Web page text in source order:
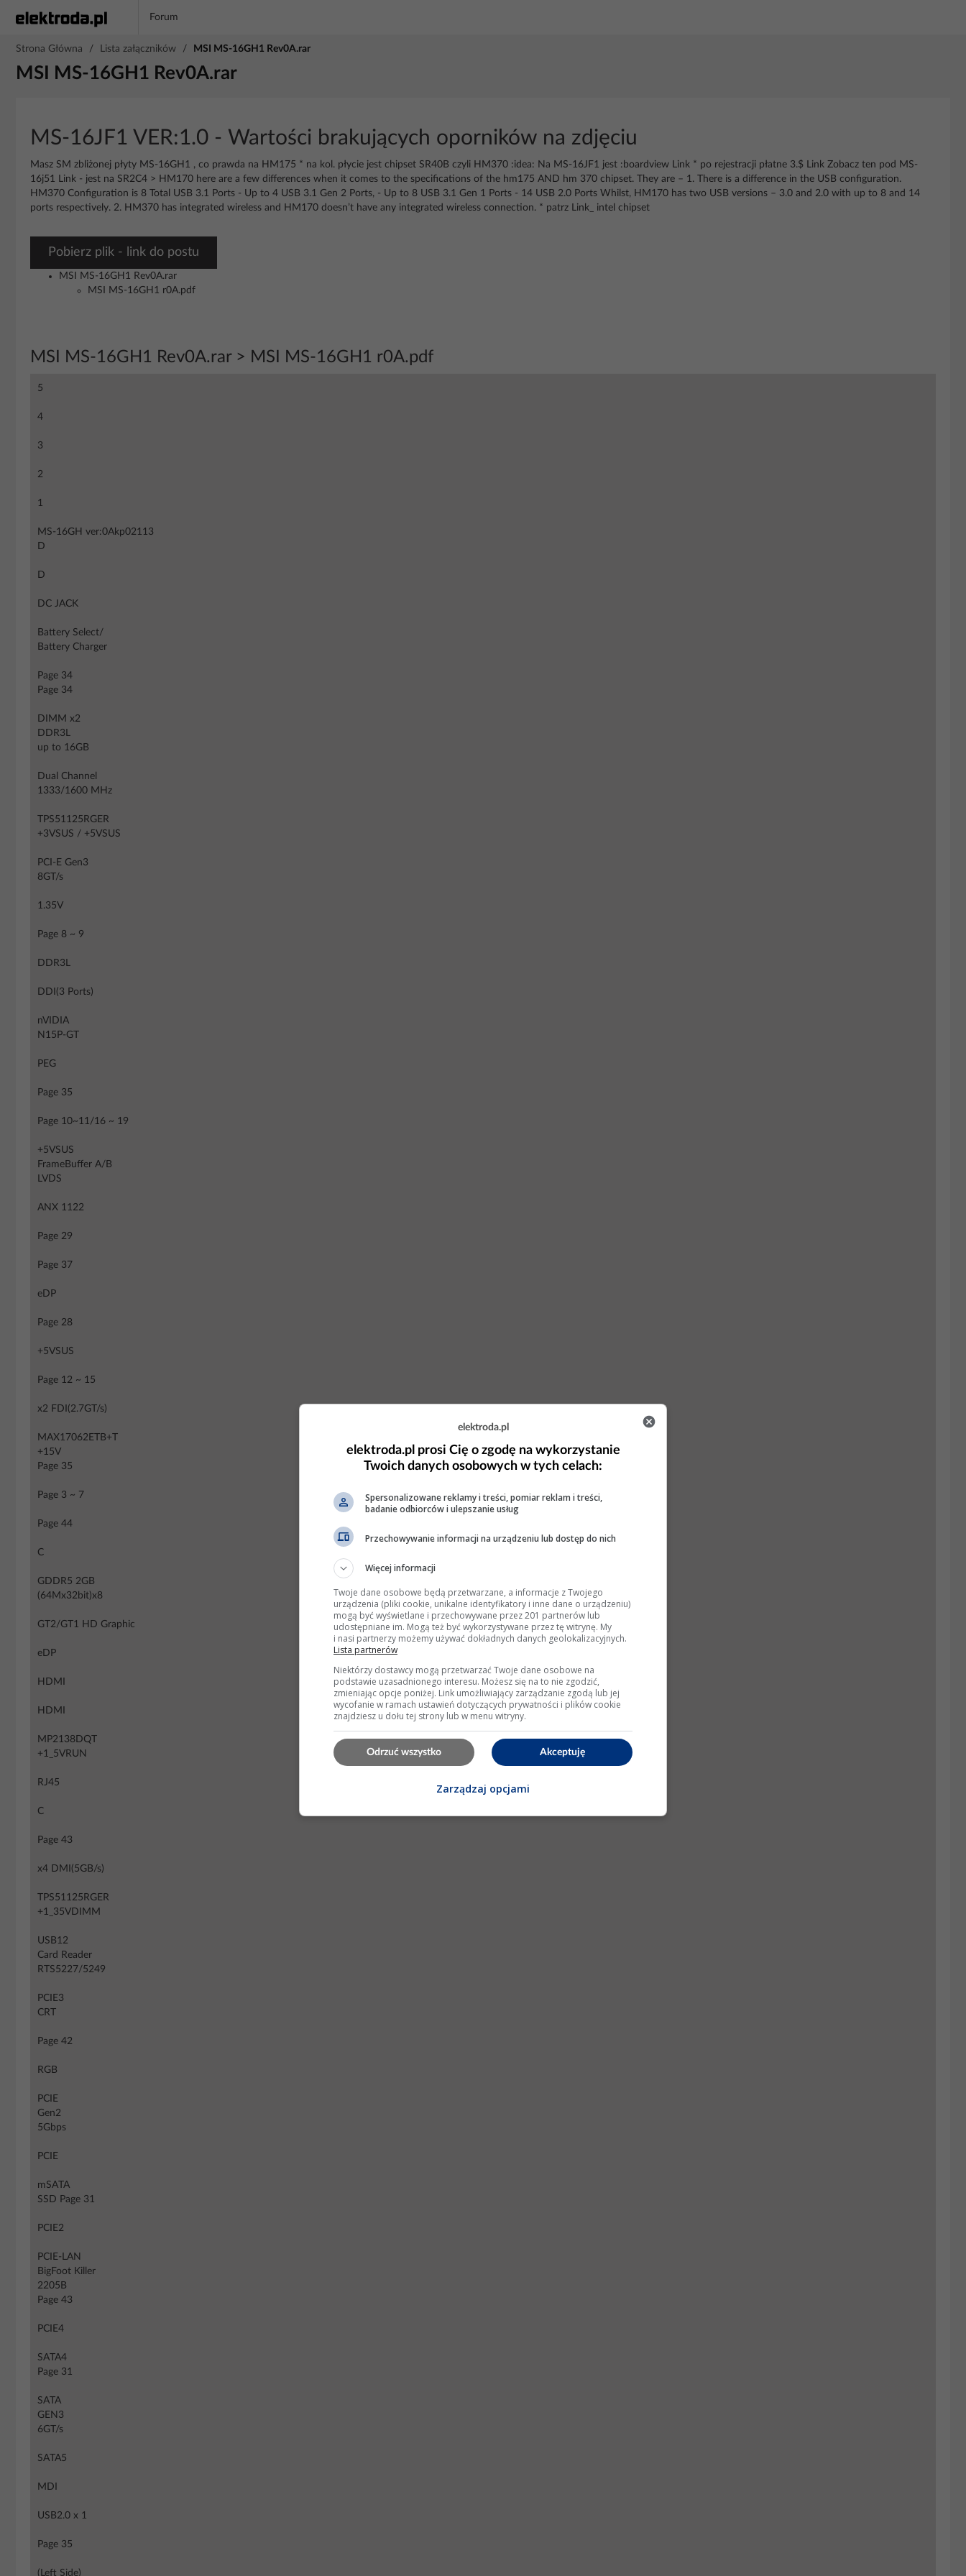
Forum
Strona Główna / Lista załączników / MSI MS-16GH1 Rev0A.rar
MSI MS-16GH1 Rev0A.rar
MS-16JF1 VER:1.0 - Wartości brakujących oporników na zdjęciu
Masz SM zbliżonej płyty MS-16GH1 , co prawda na HM175 * na kol. płycie jest chipset SR40B czyli HM370 :idea: Na MS-16JF1 jest :boardview Link * po rejestracji płatne 3.$ Link Zobacz ten pod MS-
16j51 Link - jest na SR2C4 > HM170 here are a few differences when it comes to the specifications of the hm175 AND hm 370 chipset. They are – 1. There is a difference in the USB configuration.
HM370 Configuration is 8 Total USB 3.1 Ports - Up to 4 USB 3.1 Gen 2 Ports, - Up to 8 USB 3.1 Gen 1 Ports - 14 USB 2.0 Ports Whilst, HM170 has two USB versions – 3.0 and 2.0 with up to 8 and 14
ports respectively. 2. HM370 has integrated wireless and HM170 doesn’t have any integrated wireless connection. * patrz Link_ intel chipset
Pobierz plik - link do postu
MSI MS-16GH1 Rev0A.rar
MSI MS-16GH1 r0A.pdf
MSI MS-16GH1 Rev0A.rar > MSI MS-16GH1 r0A.pdf
5
4
3
2
1
MS-16GH ver:0Akp02113
D
D
DC JACK
Battery Select/
Battery Charger
Page 34
Page 34
DIMM x2
DDR3L
up to 16GB
Dual Channel
1333/1600 MHz
TPS51125RGER
+3VSUS / +5VSUS
PCI-E Gen3
8GT/s
1.35V
Page 8 ~ 9
DDR3L
DDI(3 Ports)
nVIDIA
N15P-GT
PEG
Page 35
Page 10~11/16 ~ 19
+5VSUS
FrameBuffer A/B
LVDS
ANX 1122
Page 29
Page 37
eDP
Page 28
+5VSUS
Page 12 ~ 15
x2 FDI(2.7GT/s)
MAX17062ETB+T
+15V
Page 35
Page 3 ~ 7
Page 44
C
GDDR5 2GB
(64Mx32bit)x8
GT2/GT1 HD Graphic
eDP
HDMI
HDMI
MP2138DQT
+1_5VRUN
RJ45
C
Page 43
x4 DMI(5GB/s)
TPS51125RGER
+1_35VDIMM
USB12
Card Reader
RTS5227/5249
PCIE3
CRT
Page 42
RGB
PCIE
Gen2
5Gbps
PCIE
mSATA
SSD Page 31
PCIE2
PCIE-LAN
BigFoot Killer
2205B
Page 43
PCIE4
SATA4
Page 31
SATA
GEN3
6GT/s
SATA5
MDI
USB2.0 x 1
Page 35
(Left Side)
elektroda.pl
elektroda.pl prosi Cię o zgodę na wykorzystanie
Twoich danych osobowych w tych celach:
Spersonalizowane reklamy i treści, pomiar reklam i treści,
badanie odbiorców i ulepszanie usług
Przechowywanie informacji na urządzeniu lub dostęp do nich
Więcej informacji
Twoje dane osobowe będą przetwarzane, a informacje z Twojego
urządzenia (pliki cookie, unikalne identyfikatory i inne dane o urządzeniu)
mogą być wyświetlane i przechowywane przez 201 partnerów lub
udostępniane im. Mogą też być wykorzystywane przez tę witrynę. My
i nasi partnerzy możemy używać dokładnych danych geolokalizacyjnych.
Lista partnerów
Niektórzy dostawcy mogą przetwarzać Twoje dane osobowe na
podstawie uzasadnionego interesu. Możesz się na to nie zgodzić,
zmieniając opcje poniżej. Link umożliwiający zarządzanie zgodą lub jej
wycofanie w ramach ustawień dotyczących prywatności i plików cookie
znajdziesz u dołu tej strony lub w menu witryny.
Akceptuję
Odrzuć wszystko
Zarządzaj opcjami